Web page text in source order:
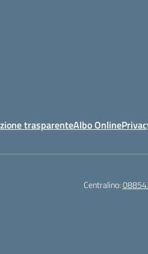
trasparenteAlbo Online
Centralino: